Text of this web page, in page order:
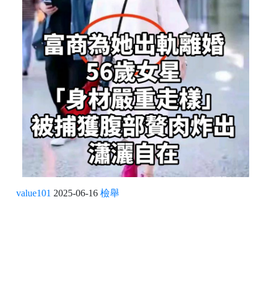
value101 2025-06-16 檢舉